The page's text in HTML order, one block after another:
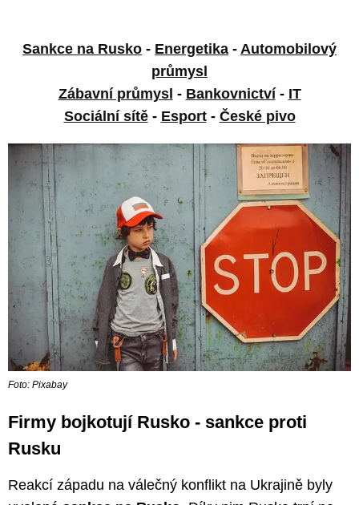
Sankce na Rusko - Energetika - Automobilový
průmysl
Zábavní průmysl - Bankovnictví- IT
Sociální sítě- Esport- České pivo
Foto: Pixabay
Firmy bojkotují Rusko - sankce proti
Rusku
Reakcí západu na válečný konflikt na Ukrajině byly